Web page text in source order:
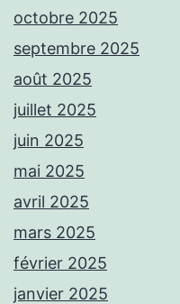
octobre 2025
septembre 2025
août 2025
juillet 2025
juin 2025
mai 2025
avril 2025
mars 2025
février 2025
janvier 2025